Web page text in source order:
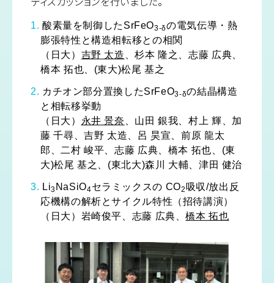
酸素量を制御したSrFeO3-δの電気伝導・熱
膨張特性と構造相転移との相関
（日大） 吉野 太造 、杉本 隆之、志藤 広典、
橋本 拓也、(東大)松尾 基之
カチオン部分置換したSrFeO3-δの結晶構造
と相転移挙動
（日大） 永井 景奈 、山田 銀我、村上 輝、加
藤 千尋、吉野 太造、呂 昊宣、前原 龍太
郎、二村 峻平、志藤 広典、橋本 拓也、(東
大)松尾 基之、(東北大)森川 大輔、津田 健治
Li3 NaSiO4セラミックスの CO2 吸収/放出反
応機構の解析とサイクル特性（招待講演）
（日大）岩崎俊平、志藤 広典、橋本 拓也